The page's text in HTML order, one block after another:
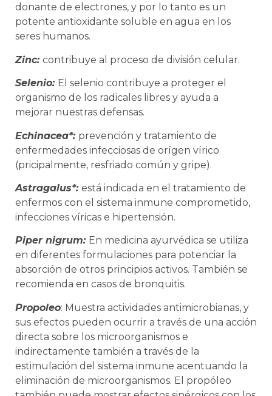
donante de electrones, y por lo tanto es un
potente antioxidante soluble en agua en los
seres humanos.
Zinc: contribuye al proceso de división celular.
Selenio: El selenio contribuye a proteger el
organismo de los radicales libres y ayuda a
mejorar nuestras defensas.
Echinacea*: prevención y tratamiento de
enfermedades infecciosas de orígen vírico
(pricipalmente, resfriado común y gripe).
Astragalus*: está indicada en el tratamiento de
enfermos con el sistema inmune comprometido,
infecciones víricas e hipertensión.
Piper nigrum: En medicina ayurvédica se utiliza
en diferentes formulaciones para potenciar la
absorción de otros principios activos. También se
recomienda en casos de bronquitis.
Propoleo: Muestra actividades antimicrobianas, y
sus efectos pueden ocurrir a través de una acción
directa sobre los microorganismos e
indirectamente también a través de la
estimulación del sistema inmune acentuando la
eliminación de microorganismos. El propóleo